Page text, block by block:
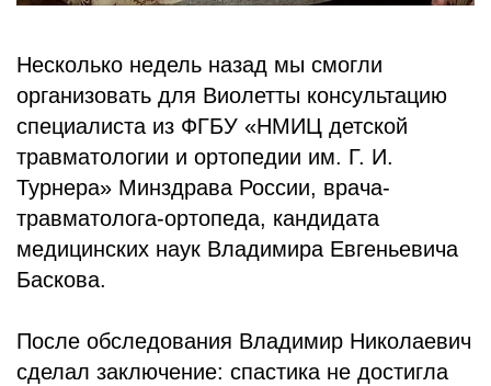
Несколько недель назад мы смогли
организовать для Виолетты консультацию
специалиста из ФГБУ «НМИЦ детской
травматологии и ортопедии им. Г. И.
Турнера» Минздрава России, врача-
травматолога-ортопеда, кандидата
медицинских наук Владимира Евгеньевича
Баскова.
После обследования Владимир Николаевич
сделал заключение: спастика не достигла